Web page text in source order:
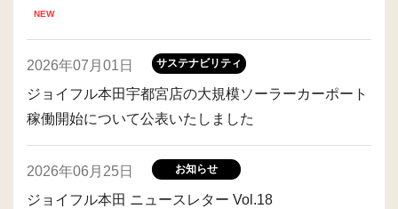
2026年07月01日 サステナビリティ
ジョイフル本田宇都宮店の大規模ソーラーカーポート
稼働開始について公表いたしました
2026年06月25日 お知らせ
ジョイフル本田 ニュースレター Vol.18